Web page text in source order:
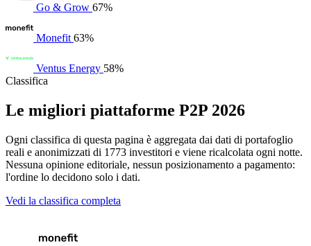
Go & Grow 67%
Monefit 63%
Ventus Energy 58%
Classifica
Le migliori piattaforme P2P 2026
Ogni classifica di questa pagina è aggregata dai dati di portafoglio
reali e anonimizzati di 1773 investitori e viene ricalcolata ogni notte.
Nessuna opinione editoriale, nessun posizionamento a pagamento:
l'ordine lo decidono solo i dati.
Vedi la classifica completa